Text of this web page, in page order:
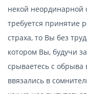
некой неординарной
требуется принятие
страха, то Вы без
котором Вы, будучи
срываетесь с обрыва
ввязались в